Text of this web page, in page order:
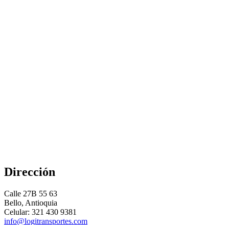
Dirección
Calle 27B 55 63
Bello, Antioquia
Celular: 321 430 9381
info@logitransportes.com